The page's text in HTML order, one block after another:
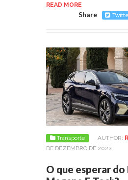
READ MORE
Share
Transporte AUTHOR:
DE DEZEMBRO DE 2022
O que esperar do